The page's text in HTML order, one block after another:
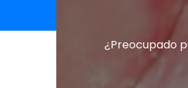
¿Preocupado